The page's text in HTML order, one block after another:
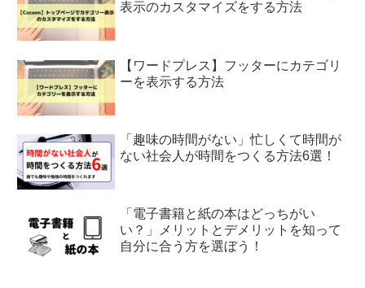
表示のカスタマイズをする方法
【ワードプレス】フッターにカテゴリ
ーを表示する方法
「趣味の時間がない」忙しくて時間が
ない社会人が時間をつくる方法6選！
「電子書籍と紙の本はどっちがい
い？」メリットとデメリットを知って
自分に合う方を選ぼう！